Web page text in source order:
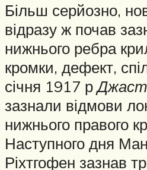
Більш серйозно,
відразу ж почав
нижнього ребра
кромки, дефект,
січня 1917 р
зазнали відмови
нижнього правого
Наступного дня
Ріхтгофен зазнав